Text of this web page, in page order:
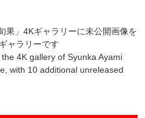
」4Kギャラリーに未公開画像を
ャラリーです
4K gallery of Syunka Ayami
with 10 additional unreleased